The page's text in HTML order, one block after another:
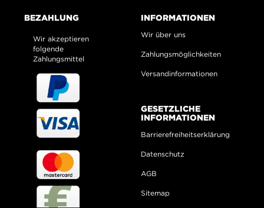
BEZAHLUNG
Wir akzeptieren
folgende
Zahlungsmittel
INFORMATIONEN
Wir über uns
Zahlungsmöglichkeiten
Versandinformationen
GESETZLICHE
INFORMATIONEN
Barrierefreiheitserklärung
Datenschutz
AGB
Sitemap